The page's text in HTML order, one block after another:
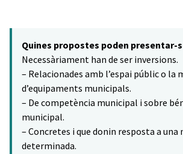
−
Quines propostes poden presentar-
Necessàriament han de ser inversions.
– Relacionades amb l’espai públic o la
d’equipaments municipals.
– De competència municipal i sobre
municipal.
– Concretes i que donin resposta a una
determinada.